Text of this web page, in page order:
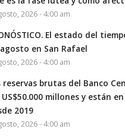
2026 - 4:00 am
El estado del
en San Rafael
2026 - 4:00 am
reservas brutas del Banco
millones y están
2019
2026 - 4:00 am